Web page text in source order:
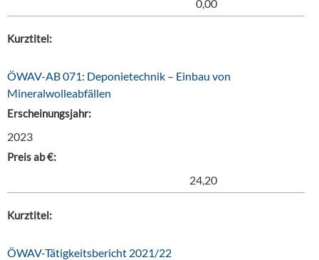
0,00
Kurztitel:
ÖWAV-AB 071: Deponietechnik – Einbau von
Mineralwolleabfällen
Erscheinungsjahr:
2023
Preis ab €:
24,20
Kurztitel:
ÖWAV-Tätigkeitsbericht 2021/22